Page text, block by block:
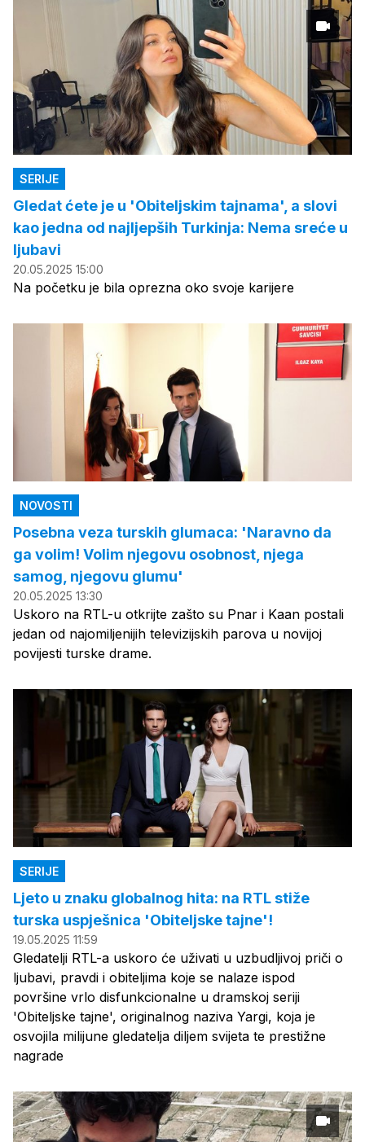
SERIJE
Gledat ćete je u 'Obiteljskim tajnama', a slovi
kao jedna od najljepših Turkinja: Nema sreće u
ljubavi
20.05.2025 15:00
Na početku je bila oprezna oko svoje karijere
NOVOSTI
Posebna veza turskih glumaca: 'Naravno da
ga volim! Volim njegovu osobnost, njega
samog, njegovu glumu'
20.05.2025 13:30
Uskoro na RTL-u otkrijte zašto su Pnar i Kaan postali
jedan od najomiljenijih televizijskih parova u novijoj
povijesti turske drame.
SERIJE
Ljeto u znaku globalnog hita: na RTL stiže
turska uspješnica 'Obiteljske tajne'!
19.05.2025 11:59
Gledatelji RTL-a uskoro će uživati u uzbudljivoj priči o
ljubavi, pravdi i obiteljima koje se nalaze ispod
površine vrlo disfunkcionalne u dramskoj seriji
'Obiteljske tajne', originalnog naziva Yargi, koja je
osvojila milijune gledatelja diljem svijeta te prestižne
nagrade